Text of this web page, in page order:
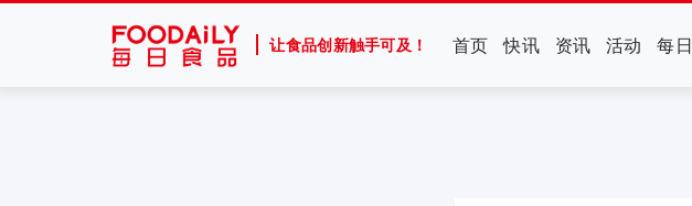
让食品创新触手可及！ 首页 快讯 资讯 活动 每